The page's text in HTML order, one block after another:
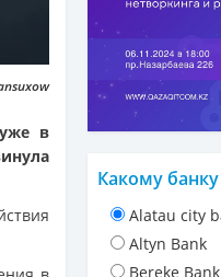
в
Какому
Alatau city
Altyn Bank
Bereke Bank